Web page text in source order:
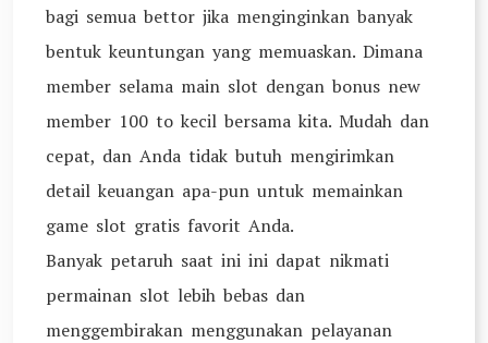
bagi semua bettor jika menginginkan banyak
bentuk keuntungan yang memuaskan. Dimana
member selama main slot dengan bonus new
member 100 to kecil bersama kita. Mudah dan
cepat, dan Anda tidak butuh mengirimkan
detail keuangan apa-pun untuk memainkan
game slot gratis favorit Anda.
Banyak petaruh saat ini ini dapat nikmati
permainan slot lebih bebas dan
menggembirakan menggunakan pelayanan